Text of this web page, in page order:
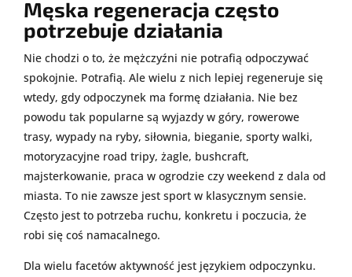
Męska regeneracja często
potrzebuje działania
Nie chodzi o to, że mężczyźni nie potrafią odpoczywać
spokojnie. Potrafią. Ale wielu z nich lepiej regeneruje się
wtedy, gdy odpoczynek ma formę działania. Nie bez
powodu tak popularne są wyjazdy w góry, rowerowe
trasy, wypady na ryby, siłownia, bieganie, sporty walki,
motoryzacyjne road tripy, żagle, bushcraft,
majsterkowanie, praca w ogrodzie czy weekend z dala od
miasta. To nie zawsze jest sport w klasycznym sensie.
Często jest to potrzeba ruchu, konkretu i poczucia, że
robi się coś namacalnego.
Dla wielu facetów aktywność jest językiem odpoczynku.